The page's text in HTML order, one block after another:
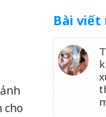
cho
Bài viết